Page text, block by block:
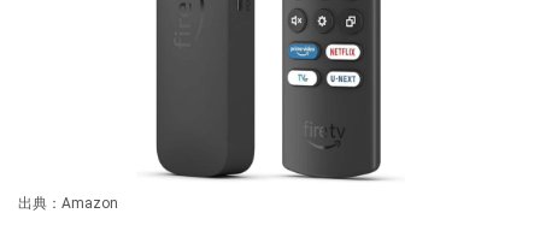
出典：Amazon